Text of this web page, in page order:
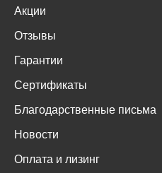
Акции
Отзывы
Гарантии
Сертификаты
Благодарственные письма
Новости
Оплата и лизинг